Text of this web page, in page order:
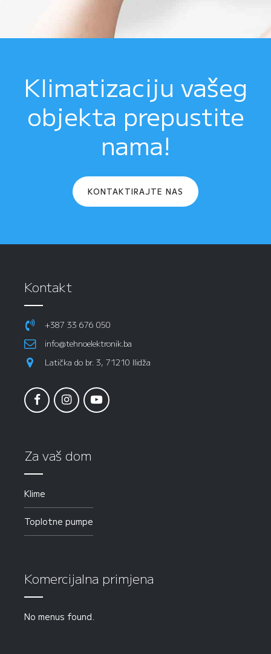
Klimatizaciju vašeg
objekta prepustite
nama!
KONTAKTIRAJTE NAS
Kontakt
+387 33 676 050
info@tehnoelektronik.ba
Latička do br. 3, 71210 Ilidža
Za vaš dom
Klime
Toplotne pumpe
Komercijalna primjena
No menus found.